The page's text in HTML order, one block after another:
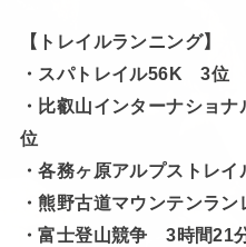
【トレイルランニング】
・スパトレイル56K 3位
・比叡山インターナショ
位
・各務ヶ原アルプストレ
・熊野古道マウンテンラ
・富士登山競争 3時間21